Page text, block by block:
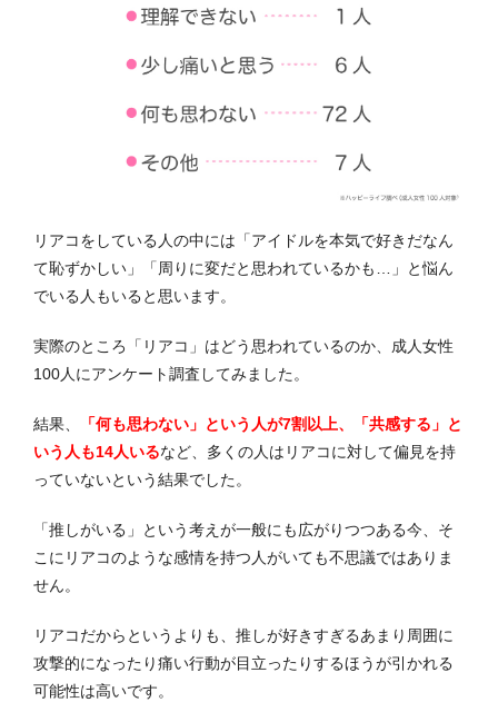
リアコをしている人の中には「アイドルを本気で好きだなん
て恥ずかしい」「周りに変だと思われているかも…」と悩ん
でいる人もいると思います。
実際のところ「リアコ」はどう思われているのか、成人女性
100人にアンケート調査してみました。
結果、
「何も思わない」という人が7割以上、「共感する」と
いう人も14人いるなど、多くの人はリアコに対して偏見を持
っていないという結果でした。
「推しがいる」という考えが一般にも広がりつつある今、そ
こにリアコのような感情を持つ人がいても不思議ではありま
せん。
リアコだからというよりも、推しが好きすぎるあまり周囲に
攻撃的になったり痛い行動が目立ったりするほうが引かれる
可能性は高いです。